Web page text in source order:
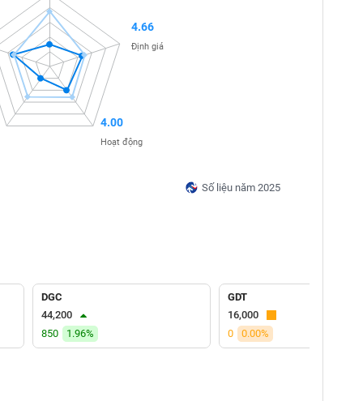
Số liệu năm 2025
4.66
Định giá
4.00
Hoạt động
DGC
44,200
850
1.96%
GDT
16,000
0
0.00%